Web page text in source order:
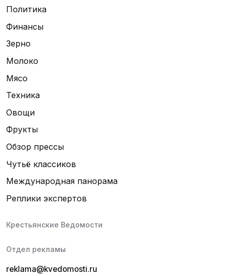
Политика
Финансы
Зерно
Молоко
Мясо
Техника
Овощи
Фрукты
Обзор прессы
Чутьё классиков
Международная панорама
Реплики экспертов
Крестьянские Ведомости
Отдел рекламы
reklama@kvedomosti.ru